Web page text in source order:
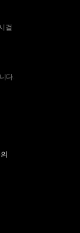
걸
다.